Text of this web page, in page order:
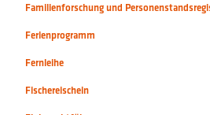
Familienforschung und
Ferienprogramm
Fernleihe
Fischereischein